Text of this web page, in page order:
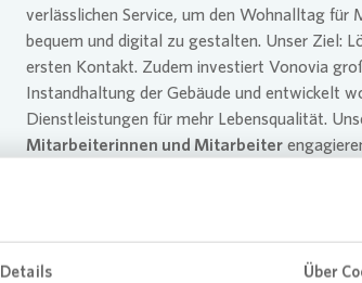
Details Über
verlässlichen Service, um den Wohnalltag für
bequem und digital zu gestalten. Unser Ziel:
ersten Kontakt. Zudem investiert Vonovia
Instandhaltung der Gebäude und entwickelt
Dienstleistungen für mehr Lebensqualität.
Mitarbeiterinnen und Mitarbeiter